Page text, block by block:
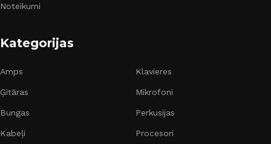
Noteikumi
Kategorijas
Amps
Ģitāras
Bungas
Kabeļi
Klavieres
Mikrofoni
Perkusijas
Procesori